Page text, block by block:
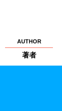
AUTHOR
著者